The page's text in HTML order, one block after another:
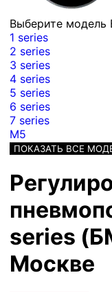
Выберите модель
1 series
2 series
3 series
4 series
5 series
6 series
7 series
M5
ПОКАЗАТЬ ВСЕ
series
Москве